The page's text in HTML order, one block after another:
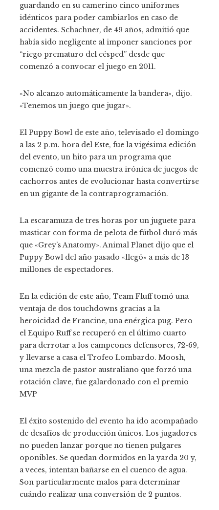
guardando en su camerino cinco uniformes
idénticos para poder cambiarlos en caso de
accidentes. Schachner, de 49 años, admitió que
había sido negligente al imponer sanciones por
“riego prematuro del césped” desde que
comenzó a convocar el juego en 2011.
«No alcanzo automáticamente la bandera», dijo.
«Tenemos un juego que jugar».
El Puppy Bowl de este año, televisado el domingo
a las 2 p.m. hora del Este, fue la vigésima edición
del evento, un hito para un programa que
comenzó como una muestra irónica de juegos de
cachorros antes de evolucionar hasta convertirse
en un gigante de la contraprogramación.
La escaramuza de tres horas por un juguete para
masticar con forma de pelota de fútbol duró más
que «Grey’s Anatomy». Animal Planet dijo que el
Puppy Bowl del año pasado «llegó» a más de 13
millones de espectadores.
En la edición de este año, Team Fluff tomó una
ventaja de dos touchdowns gracias a la
heroicidad de Francine, una enérgica pug. Pero
el Equipo Ruff se recuperó en el último cuarto
para derrotar a los campeones defensores, 72-69,
y llevarse a casa el Trofeo Lombardo. Moosh,
una mezcla de pastor australiano que forzó una
rotación clave, fue galardonado con el premio
MVP
El éxito sostenido del evento ha ido acompañado
de desafíos de producción únicos. Los jugadores
no pueden lanzar porque no tienen pulgares
oponibles. Se quedan dormidos en la yarda 20 y,
a veces, intentan bañarse en el cuenco de agua.
Son particularmente malos para determinar
cuándo realizar una conversión de 2 puntos.